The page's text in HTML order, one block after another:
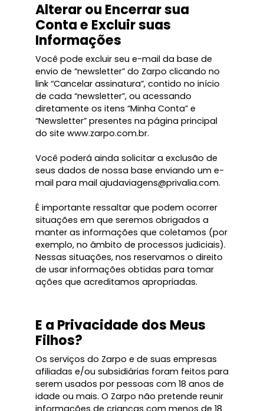
Alterar ou Encerrar sua
Conta e Excluir suas
Informações
Você pode excluir seu e-mail da base de
envio de “newsletter” do Zarpo clicando no
link “Cancelar assinatura”, contido no início
de cada “newsletter”, ou acessando
diretamente os itens “Minha Conta” e
“Newsletter” presentes na página principal
do site www.zarpo.com.br.
Você poderá ainda solicitar a exclusão de
seus dados de nossa base enviando um e-
mail para mail ajudaviagens@privalia.com.
É importante ressaltar que podem ocorrer
situações em que seremos obrigados a
manter as informações que coletamos (por
exemplo, no âmbito de processos judiciais).
Nessas situações, nos reservamos o direito
de usar informações obtidas para tomar
ações que acreditamos apropriadas.
E a Privacidade dos Meus
Filhos?
Os serviços do Zarpo e de suas empresas
afiliadas e/ou subsidiárias foram feitos para
serem usados por pessoas com 18 anos de
idade ou mais. O Zarpo não pretende reunir
informações de crianças com menos de 18